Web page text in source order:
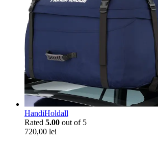
HandiHoldall
Rated 5.00 out of 5
720,00 lei